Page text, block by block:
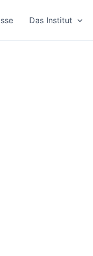
Das Institut